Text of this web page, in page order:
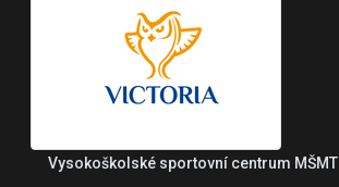
Vysokoškolské sportovní centrum MŠMT